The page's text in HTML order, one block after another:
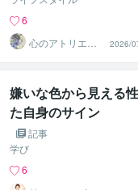
6
心のアトリエ～
心象画家：卯月
螢～
2026/
嫌いな色から見える
た自身のサイン
記事
学び
6